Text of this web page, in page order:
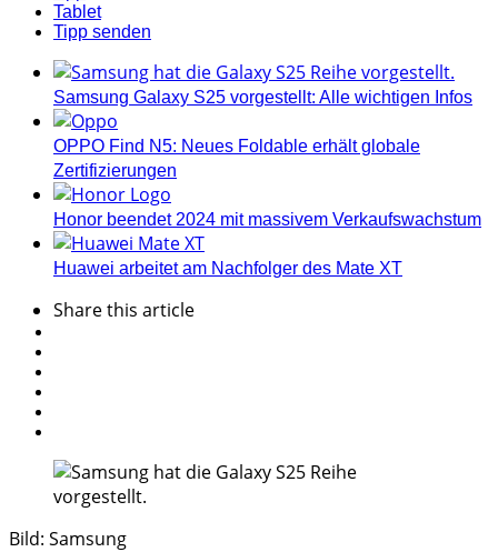
Tablet
Tipp senden
Samsung Galaxy S25 vorgestellt: Alle wichtigen Infos
OPPO Find N5: Neues Foldable erhält globale
Zertifizierungen
Honor beendet 2024 mit massivem Verkaufswachstum
Huawei arbeitet am Nachfolger des Mate XT
Sharethis article
Bild: Samsung